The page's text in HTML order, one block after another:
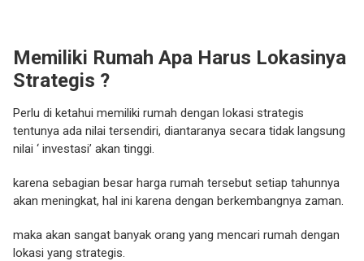
Memiliki Rumah Apa Harus Lokasinya
Strategis ?
Perlu di ketahui memiliki rumah dengan lokasi strategis
tentunya ada nilai tersendiri, diantaranya secara tidak langsung
nilai ‘ investasi’ akan tinggi.
karena sebagian besar harga rumah tersebut setiap tahunnya
akan meningkat, hal ini karena dengan berkembangnya zaman.
maka akan sangat banyak orang yang mencari rumah dengan
lokasi yang strategis.